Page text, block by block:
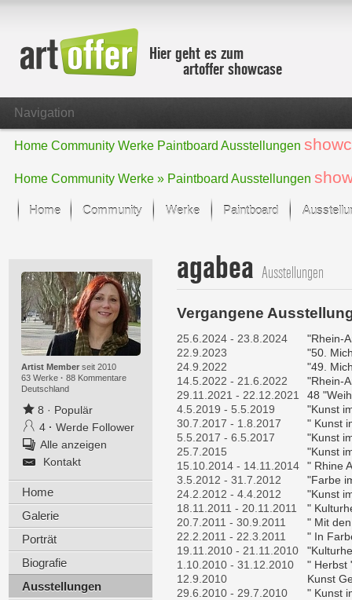
Hier geht es zum
artoffer showcase
Navigation
Home Community Werke Paintboard Ausstellungen
Home Community Werke » Paintboard Ausstellungen
Home Community Werke
Der letzte Monat im Fokus
Alle Fokus-Werke
Fokus-Werke
Neue Werke – Auswahl
Alle neuen Werke
Paintboard
Artist Memberseit 2010
63 Werke · 88 Kommentare
Deutschland
8 · Populär
4 · Werde Follower
Alle anzeigen
Kontakt
Home
Galerie
Porträt
Biografie
Ausstellungen
agabea Ausstellungen
Vergangene
25.6.2024 - 23.8.2024
"Rhein-
22.9.2023
"50.
24.9.2022
"49.
14.5.2022 - 21.6.2022
"Rhein-
29.11.2021 - 22.12.2021
48
4.5.2019 - 5.5.2019
"Kunst
30.7.2017 - 1.8.2017
" Kunst
5.5.2017 - 6.5.2017
"Kunst
25.7.2015
"Kunst
15.10.2014 - 14.11.2014
" Rhine
3.5.2012 - 31.7.2012
"Farbe
24.2.2012 - 4.4.2012
"Kunst
18.11.2011 - 20.11.2011
"
20.7.2011 - 30.9.2011
" Mit
22.2.2011 - 22.3.2011
" In
19.11.2010 - 21.11.2010
1.10.2010 - 31.12.2010
" Herbst
12.9.2010
Kunst
29.6.2010 - 29.7.2010
" Kunst